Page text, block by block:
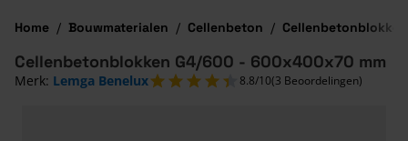
Home / Bouwmaterialen / Cellenbeton /
Cellenbetonblokken G4/600 - 600x400x70 mm
Merk: Lemga Benelux 8.8/10(3 Beoordelingen)